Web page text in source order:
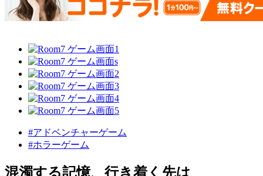
#アドベンチャーゲーム
#ホラーゲーム
混濁する記憶、行き着く先は